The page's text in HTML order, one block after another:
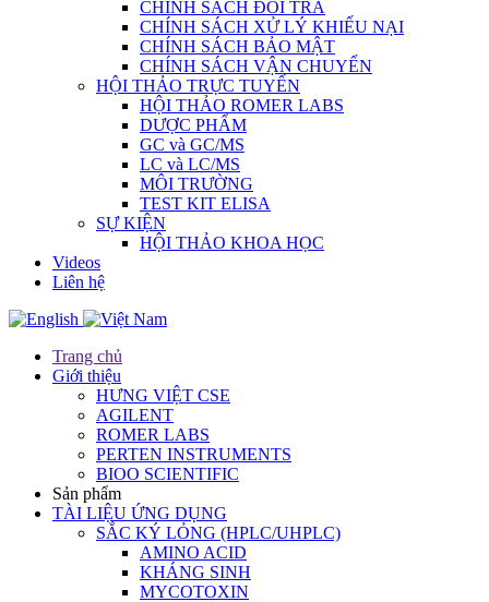
CHÍNH SÁCH ĐỔI TRẢ
CHÍNH SÁCH XỬ LÝ KHIẾU NẠI
CHÍNH SÁCH BẢO MẬT
CHÍNH SÁCH VẬN CHUYỂN
HỘI THẢO TRỰC TUYẾN
HỘI THẢO ROMER LABS
DƯỢC PHẨM
GC và GC/MS
LC và LC/MS
MÔI TRƯỜNG
TEST KIT ELISA
SỰ KIỆN
HỘI THẢO KHOA HỌC
Videos
Liên hệ
Trang chủ
Giới thiệu
HƯNG VIỆT CSE
AGILENT
ROMER LABS
PERTEN INSTRUMENTS
BIOO SCIENTIFIC
Sản phẩm
TÀI LIỆU ỨNG DỤNG
SẮC KÝ LỎNG (HPLC/UHPLC)
AMINO ACID
KHÁNG SINH
MYCOTOXIN